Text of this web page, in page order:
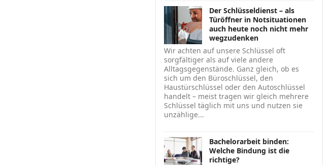
Der Schlüsseldienst – als
Türöffner in Notsituationen
auch heute noch nicht mehr
wegzudenken
Wir achten auf unsere Schlüssel oft
sorgfältiger als auf viele andere
Alltagsgegenstände. Ganz gleich, ob es
sich um den Büroschlüssel, den
Haustürschlüssel oder den Autoschlüssel
handelt – meist tragen wir gleich mehrere
Schlüssel täglich mit uns und nutzen sie
unzählige...
Bachelorarbeit binden:
Welche Bindung ist die
richtige?